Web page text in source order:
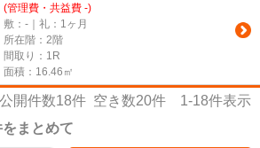
(管理費・共益費 -)
敷：-｜礼：1ヶ月
所在階：2階
間取り：1R
面積：16.46㎡
開件数18件 空き数20件 1-18件表示
まとめて